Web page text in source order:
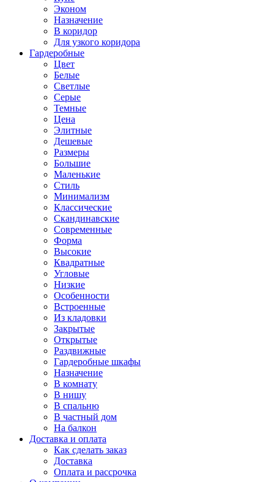
Эконом
Назначение
В коридор
Для узкого коридора
Гардеробные
Цвет
Белые
Светлые
Серые
Темные
Цена
Элитные
Дешевые
Размеры
Большие
Маленькие
Стиль
Минимализм
Классические
Скандинавские
Современные
Форма
Высокие
Квадратные
Угловые
Низкие
Особенности
Встроенные
Из кладовки
Закрытые
Открытые
Раздвижные
Гардеробные шкафы
Назначение
В комнату
В нишу
В спальню
В частный дом
На балкон
Доставка и оплата
Как сделать заказ
Доставка
Оплата и рассрочка